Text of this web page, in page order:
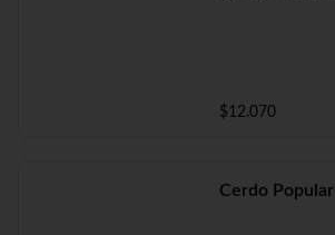
$12.070
Cerdo Popular